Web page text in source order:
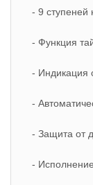
- 9 ступеней
- Функция
- Индикация
-
- Защита от
-